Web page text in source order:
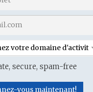
votre domaine d'activité
secure, spam-free